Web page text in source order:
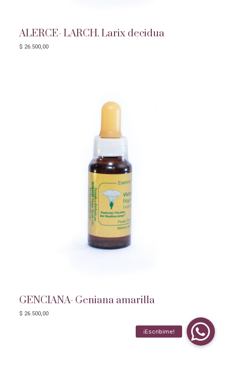
ALERCE- LARCH. Larix decidua
$ 26.500,00
GENCIANA- Geniana amarilla
$ 26.500,00